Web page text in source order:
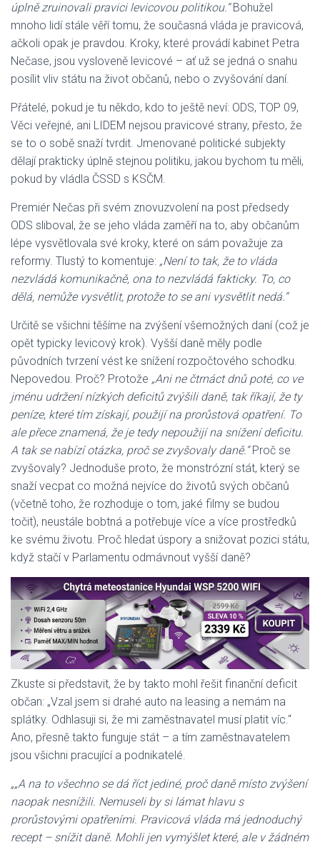
úplně zruinovali pravici levicovou politikou.“Bohužel
mnoho lidí stále věří tomu, že současná vláda je pravicová,
ačkoli opak je pravdou. Kroky, které provádí kabinet Petra
Nečase, jsou vysloveně levicové – ať už se jedná o snahu
posílit vliv státu na život občanů, nebo o zvyšování daní.
Přátelé, pokud je tu někdo, kdo to ještě neví: ODS, TOP 09,
Věci veřejné, ani LIDEM nejsou pravicové strany, přesto, že
se to o sobě snaží tvrdit. Jmenované politické subjekty
dělají prakticky úplně stejnou politiku, jakou bychom tu měli,
pokud by vládla ČSSD s KSČM.
Premiér Nečas při svém znovuzvolení na post předsedy
ODS sliboval, že se jeho vláda zaměří na to, aby občanům
lépe vysvětlovala své kroky, které on sám považuje za
reformy. Tlustý to komentuje: „Není to tak, že to vláda
nezvládá komunikačně, ona to nezvládá fakticky. To, co
dělá, nemůže vysvětlit, protože to se ani vysvětlit nedá.“
Určitě se všichni těšíme na zvýšení všemožných daní (což je
opět typicky levicový krok). Vyšší daně měly podle
původních tvrzení vést ke snížení rozpočtového schodku.
Nepovedou. Proč? Protože „Ani ne čtrnáct dnů poté, co ve
jménu udržení nízkých deficitů zvýšili daně, tak říkají, že ty
peníze, které tím získají, použijí na prorůstová opatření. To
ale přece znamená, že je tedy nepoužijí na snížení deficitu.
A tak se nabízí otázka, proč se zvyšovaly daně.“Proč se
zvyšovaly? Jednoduše proto, že monstrózní stát, který se
snaží vecpat co možná nejvíce do životů svých občanů
(včetně toho, že rozhoduje o tom, jaké filmy se budou
točit), neustále bobtná a potřebuje více a více prostředků
ke svému životu. Proč hledat úspory a snižovat pozici státu,
když stačí v Parlamentu odmávnout vyšší daně?
Zkuste si představit, že by takto mohl řešit finanční deficit
občan: „Vzal jsem si drahé auto na leasing a nemám na
splátky. Odhlasuji si, že mi zaměstnavatel musí platit víc.“
Ano, přesně takto funguje stát – a tím zaměstnavatelem
jsou všichni pracující a podnikatelé.
„„A na to všechno se dá říct jediné, proč daně místo zvýšení
naopak nesnížili. Nemuseli by si lámat hlavu s
prorůstovými opatřeními. Pravicová vláda má jednoduchý
recept – snížit daně. Mohli jen vymýšlet které, ale v žádném